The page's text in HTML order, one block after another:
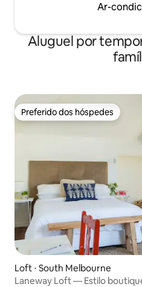
Ar-
Aluguel por
Preferido dos hóspedes
Preferido dos hóspedes
Loft ⋅ South Melbourne
Laneway Loft — Estilo